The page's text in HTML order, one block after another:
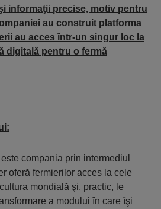
informaţii precise, motiv pentru
au construit platforma
au acces într-un singur loc la
digitală pentru o fermă
compania prin intermediul
oferă fermierilor acces la cele
mondială şi, practic, le
a modului în care îşi